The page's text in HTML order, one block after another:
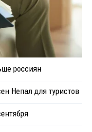
россиян
Непал для туристов